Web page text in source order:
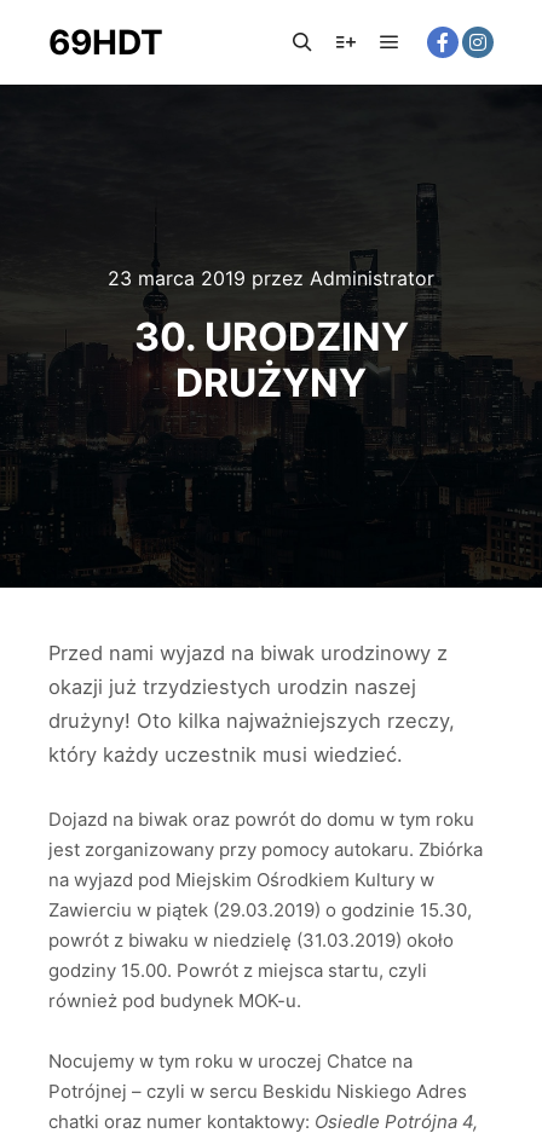
69HDT
23 marca 2019 przez Administrator
30. URODZINY
DRUŻYNY
Przed nami wyjazd na biwak urodzinowy z
okazji już trzydziestych urodzin naszej
drużyny! Oto kilka najważniejszych rzeczy,
który każdy uczestnik musi wiedzieć.
Dojazd na biwak oraz powrót do domu w tym roku
jest zorganizowany przy pomocy autokaru. Zbiórka
na wyjazd pod Miejskim Ośrodkiem Kultury w
Zawierciu w piątek (29.03.2019) o godzinie 15.30,
powrót z biwaku w niedzielę (31.03.2019) około
godziny 15.00. Powrót z miejsca startu, czyli
również pod budynek MOK-u.
Nocujemy w tym roku w uroczej Chatce na
Potrójnej – czyli w sercu Beskidu Niskiego Adres
chatki oraz numer kontaktowy: Osiedle Potrójna 4,